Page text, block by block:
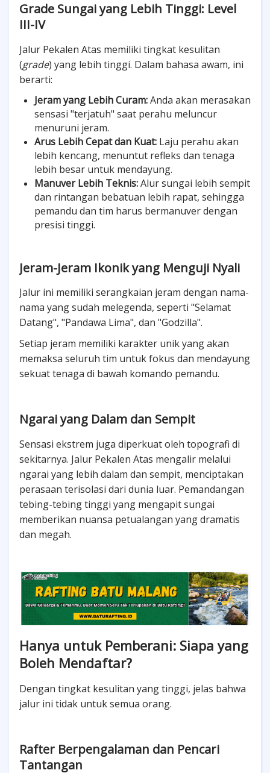
Grade Sungai yang Lebih Tinggi: Level
III-IV
Jalur Pekalen Atas memiliki tingkat kesulitan
(grade) yang lebih tinggi. Dalam bahasa awam, ini
berarti:
Jeram yang Lebih Curam:Anda akan merasakan
sensasi "terjatuh" saat perahu meluncur
menuruni jeram.
Arus Lebih Cepat dan Kuat: Laju perahu akan
lebih kencang, menuntut refleks dan tenaga
lebih besar untuk mendayung.
Manuver Lebih Teknis:Alur sungai lebih sempit
dan rintangan bebatuan lebih rapat, sehingga
pemandu dan tim harus bermanuver dengan
presisi tinggi.
Jeram-Jeram Ikonik yang Menguji Nyali
Jalur ini memiliki serangkaian jeram dengan nama-
nama yang sudah melegenda, seperti "Selamat
Datang", "Pandawa Lima", dan "Godzilla".
Setiap jeram memiliki karakter unik yang akan
memaksa seluruh tim untuk fokus dan mendayung
sekuat tenaga di bawah komando pemandu.
Ngarai yang Dalam dan Sempit
Sensasi ekstrem juga diperkuat oleh topografi di
sekitarnya. Jalur Pekalen Atas mengalir melalui
ngarai yang lebih dalam dan sempit, menciptakan
perasaan terisolasi dari dunia luar. Pemandangan
tebing-tebing tinggi yang mengapit sungai
memberikan nuansa petualangan yang dramatis
dan megah.
Hanya untuk Pemberani: Siapa yang
Boleh Mendaftar?
Dengan tingkat kesulitan yang tinggi, jelas bahwa
jalur ini tidak untuk semua orang.
Rafter Berpengalaman dan Pencari
Tantangan